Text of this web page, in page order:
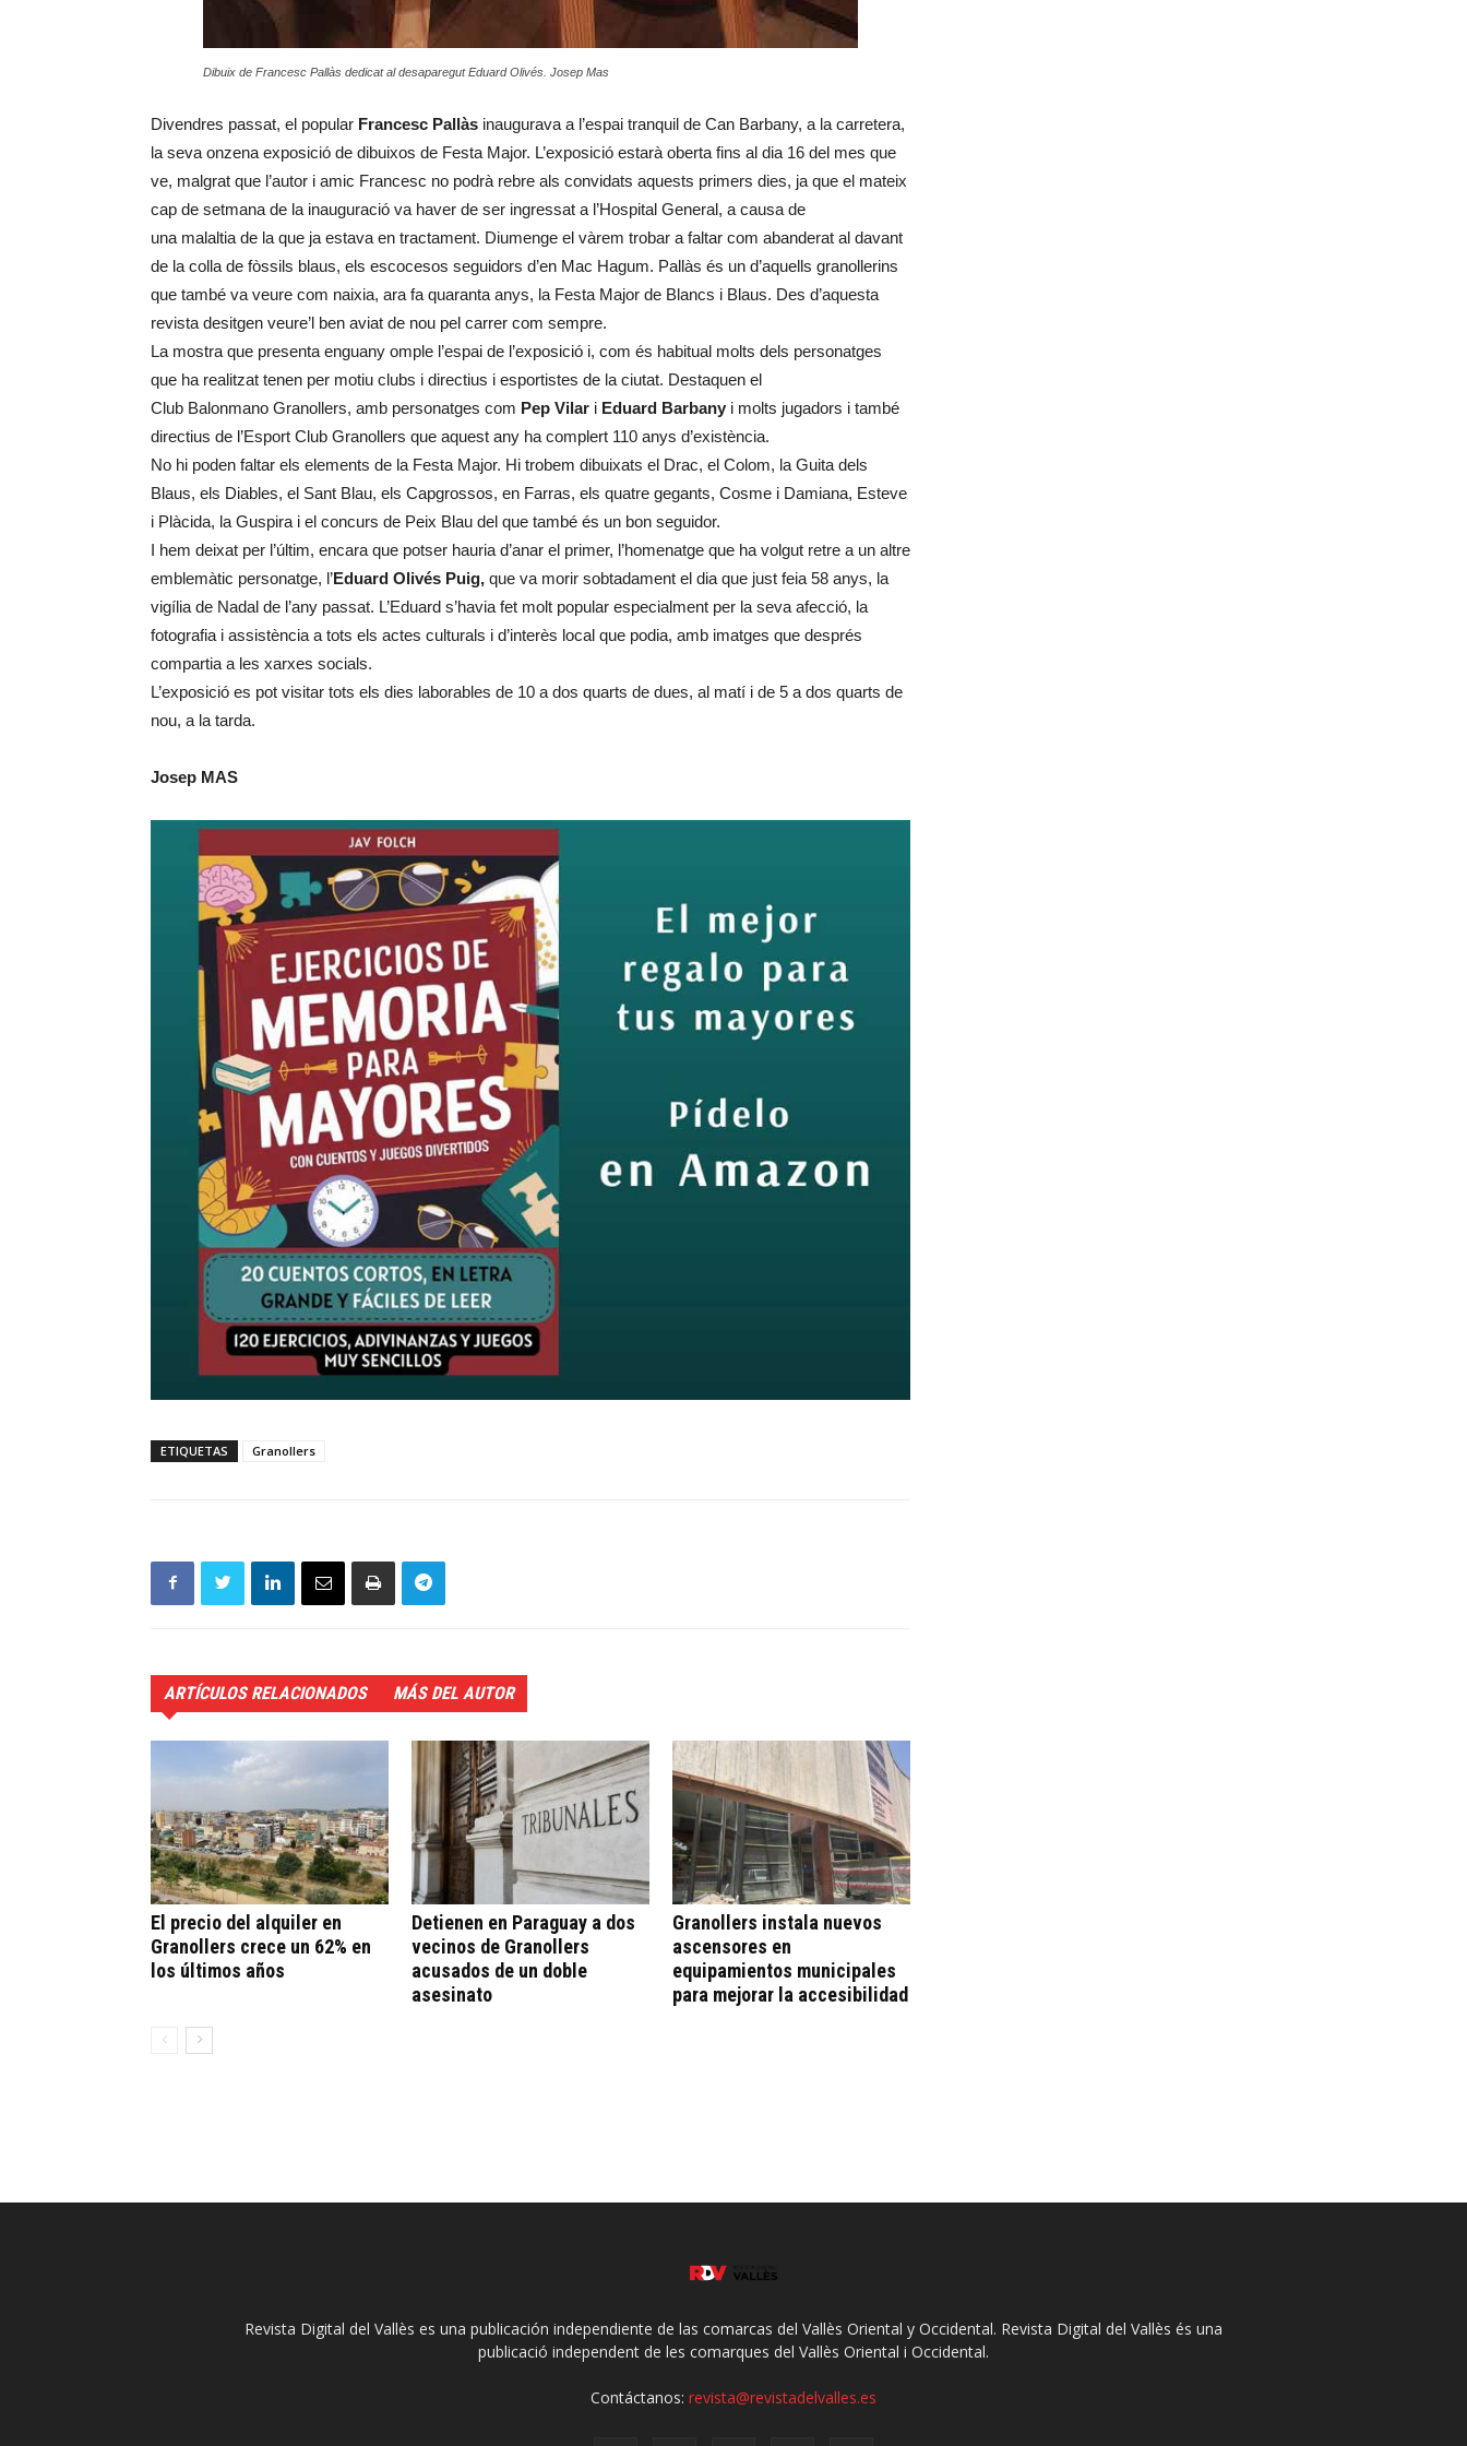
Dibuix de Francesc Pallàs dedicat al desaparegut Eduard Olivés. Josep Mas
Divendres passat, el popular Francesc Pallàs inaugurava a l’espai tranquil de Can Barbany, a la carretera,
la seva onzena exposició de dibuixos de Festa Major. L’exposició estarà oberta fins al dia 16 del mes que
ve, malgrat que l’autor i amic Francesc no podrà rebre als convidats aquests primers dies, ja que el mateix
cap de setmana de la inauguració va haver de ser ingressat a l’Hospital General, a causa de
una malaltia de la que ja estava en tractament. Diumenge el vàrem trobar a faltar com abanderat al davant
de la colla de fòssils blaus, els escocesos seguidors d’en Mac Hagum. Pallàs és un d’aquells granollerins
que també va veure com naixia, ara fa quaranta anys, la Festa Major de Blancs i Blaus. Des d’aquesta
revista desitgen veure’l ben aviat de nou pel carrer com sempre.
La mostra que presenta enguany omple l’espai de l’exposició i, com és habitual molts dels personatges
que ha realitzat tenen per motiu clubs i directius i esportistes de la ciutat. Destaquen el
Club Balonmano Granollers, amb personatges com Pep Vilar i Eduard Barbany i molts jugadors i també
directius de l’Esport Club Granollers que aquest any ha complert 110 anys d’existència.
No hi poden faltar els elements de la Festa Major. Hi trobem dibuixats el Drac, el Colom, la Guita dels
Blaus, els Diables, el Sant Blau, els Capgrossos, en Farras, els quatre gegants, Cosme i Damiana, Esteve
i Plàcida, la Guspira i el concurs de Peix Blau del que també és un bon seguidor.
I hem deixat per l’últim, encara que potser hauria d’anar el primer, l’homenatge que ha volgut retre a un altre
emblemàtic personatge, l’Eduard Olivés Puig, que va morir sobtadament el dia que just feia 58 anys, la
vigília de Nadal de l’any passat. L’Eduard s’havia fet molt popular especialment per la seva afecció, la
fotografia i assistència a tots els actes culturals i d’interès local que podia, amb imatges que després
compartia a les xarxes socials.
L’exposició es pot visitar tots els dies laborables de 10 a dos quarts de dues, al matí i de 5 a dos quarts de
nou, a la tarda.
Josep MAS
ETIQUETAS Granollers
ARTÍCULOS RELACIONADOS MÁS DEL AUTOR
El precio del alquiler en
Granollers crece un 62% en
los últimos años
Detienen en Paraguay a dos
vecinos de Granollers
acusados de un doble
asesinato
Granollers instala nuevos
ascensores en
equipamientos municipales
para mejorar la accesibilidad
Revista Digital del Vallès es una publicación independiente de las comarcas del Vallès Oriental y Occidental. Revista Digital del Vallès és una
publicació independent de les comarques del Vallès Oriental i Occidental.
Contáctanos: revista@revistadelvalles.es